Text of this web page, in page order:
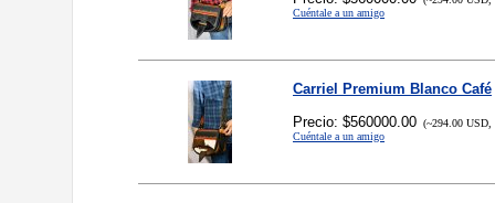
Cuéntale a un amigo
Carriel Premium Blanco Café
Precio: $560000.00 (~294.00 USD,
Cuéntale a un amigo